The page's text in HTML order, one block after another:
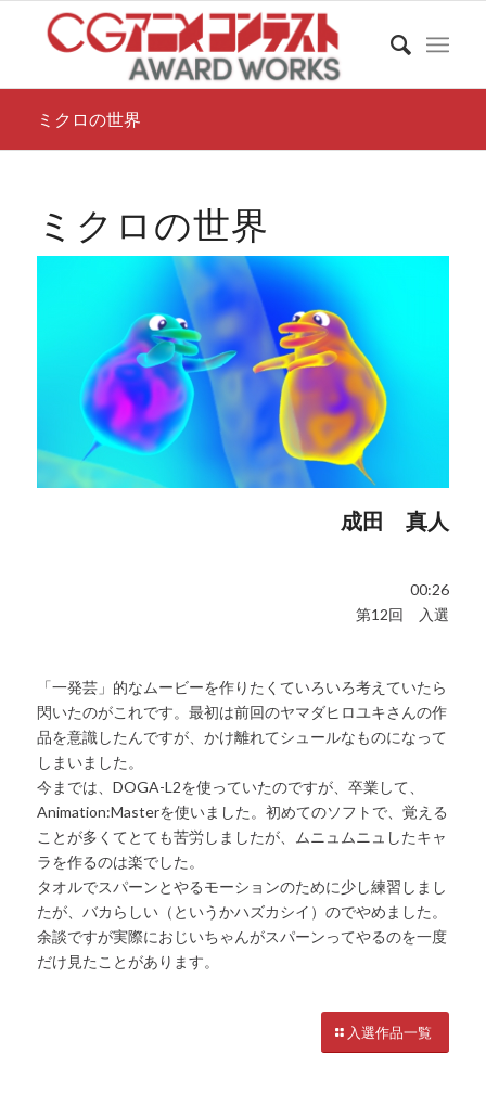
ミクロの世界
ミクロの世界
成田 真人
00:26
第12回 入選
「一発芸」的なムービーを作りたくていろいろ考えていたら
閃いたのがこれです。最初は前回のヤマダヒロユキさんの作
品を意識したんですが、かけ離れてシュールなものになって
しまいました。
今までは、DOGA-L2を使っていたのですが、卒業して、
Animation:Masterを使いました。初めてのソフトで、覚える
ことが多くてとても苦労しましたが、ムニュムニュしたキャ
ラを作るのは楽でした。
タオルでスパーンとやるモーションのために少し練習しまし
たが、バカらしい（というかハズカシイ）のでやめました。
余談ですが実際におじいちゃんがスパーンってやるのを一度
だけ見たことがあります。
入選作品一覧